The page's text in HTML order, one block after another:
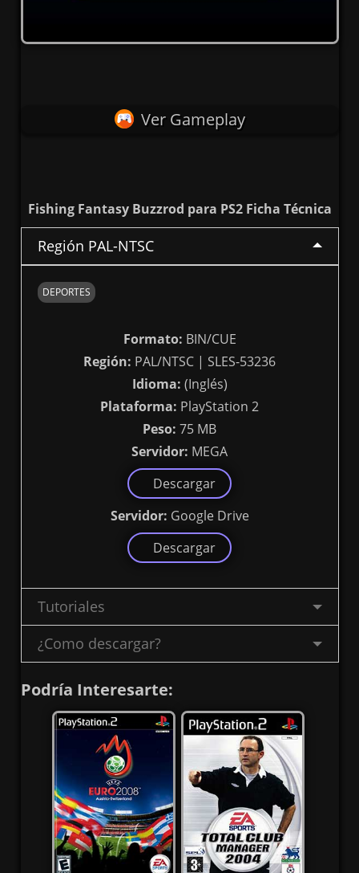
Ver Gameplay
Fishing Fantasy Buzzrod para PS2 Ficha Técnica
Región PAL-NTSC
DEPORTES
Formato: BIN/CUE
Región: PAL/NTSC | SLES-53236
Idioma: (Inglés)
Plataforma: PlayStation 2
Peso: 75 MB
Servidor: MEGA
Descargar
Servidor: Google Drive
Descargar
Tutoriales
¿Como descargar?
Podría Interesarte: